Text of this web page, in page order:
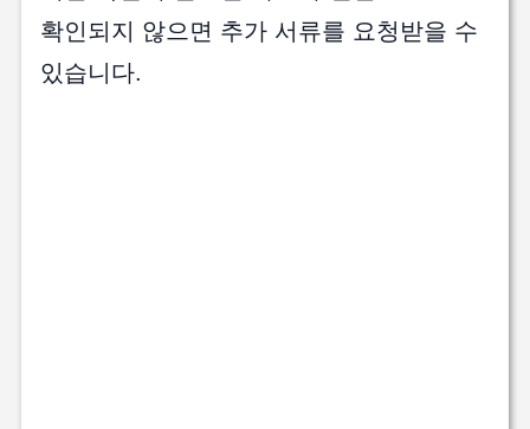
확인되지 않으면 추가 서류를 요청받을 수
있습니다.